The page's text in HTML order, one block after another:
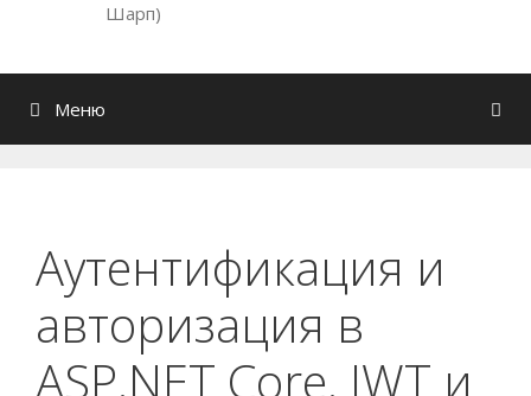
Шарп)
Меню
Аутентификация и
авторизация в
ASP.NET Core. JWT и